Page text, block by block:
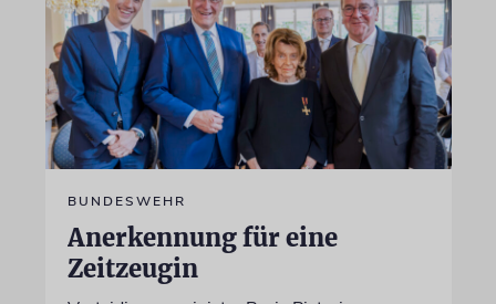
BUNDESWEHR
Anerkennung für eine
Zeitzeugin